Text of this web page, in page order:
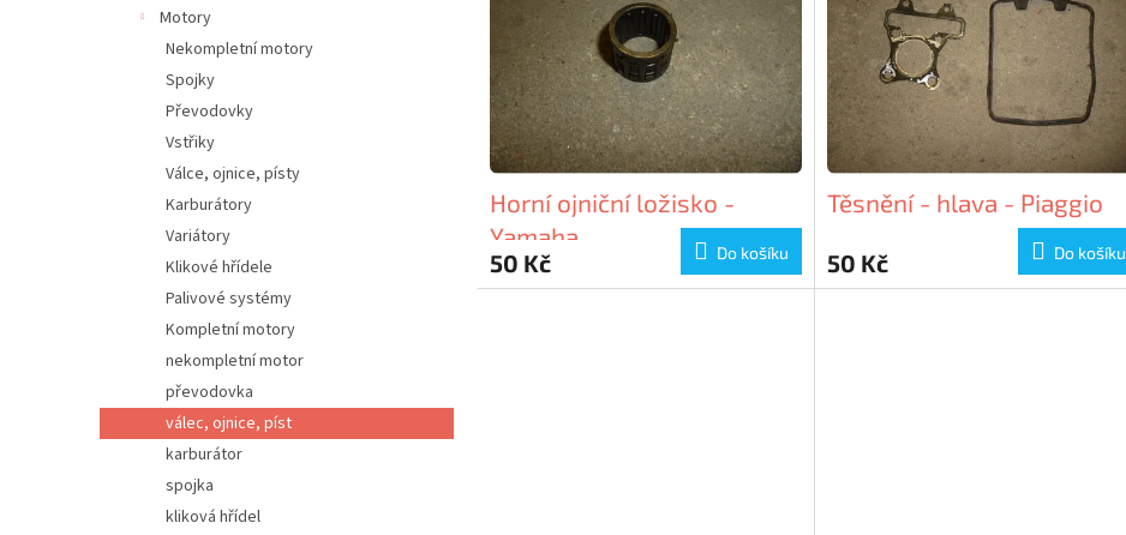
Motory
Nekompletní motory
Spojky
Převodovky
Vstřiky
Válce, ojnice, písty
Karburátory
Variátory
Klikové hřídele
Palivové systémy
Kompletní motory
nekompletní motor
převodovka
válec, ojnice, píst
karburátor
spojka
kliková hřídel
Horní ojniční ložisko -
Yamaha
50 Kč Do košíku
Těsnění - hlava - Piaggio
50 Kč Do košíku